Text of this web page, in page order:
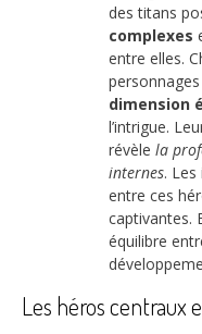
des titans
complexes
entre elles.
dimension
l’intrigue.
révèle la
internes.
entre ces
captivantes.
équilibre
Les héros centraux